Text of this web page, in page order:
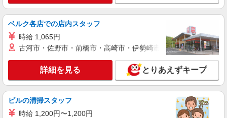
迎！日払いOK！
時給1550円〜2187円 ＜日払い有/週払い有/交
通費全支給(ガソリン代含む)＞
キープ 詳細を見る
派遣社員
株式会社kotrio /●KB-H-1879388
滝野駅◎負担少なめの障がい者支援員★社会活
動の見守りなど
ベルク各店での店内スタッフ
時給 1,065円
古河市・佐野市・前橋市・高崎市・伊勢崎市・太田市・館林市
詳細を見る とりあえずキープ
ビルの清掃スタッフ
時給 1,200円〜1,200円